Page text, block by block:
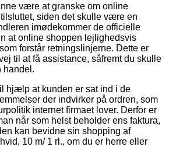
være at granske om online
siden det skulle være en
imødekommer de officielle
at online shoppen lejlighedsvis
forstår retningslinjerne. Dette er
til at få assistance, såfremt du skulle
handel.
hjælp at kunden er sat ind i de
der indvirker på ordren, som
internet firmaet lover. Derfor er
når som helst beholder ens faktura,
kan bevidne sin shopping af
10 m/ 1 rl., om du er herre eller